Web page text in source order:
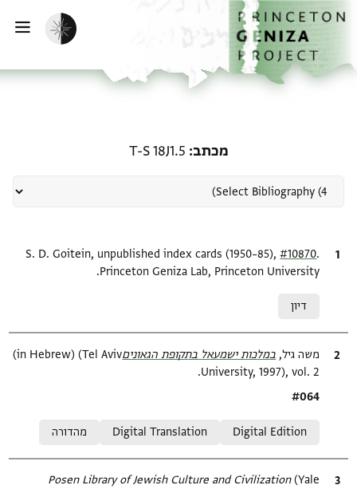
לתוכןהבית
הפעלת מצב כהה
מכתב T-S 18J1.5
ציטוט S. D. Goitein, unpublished index cards (1950–85),#10870
Princeton Geniza Lab, Princeton University.
דיון
ציטוט
משה גיל, במלכות ישמעאל בתקופת הגאונים‎(in Hebrew) (Tel Aviv
University, 1997), vol. 2.
Location in source
#064
Digital Edition
Digital Translation מהדורה
ציטוט Posen Library of Jewish Culture and Civilization(Yale